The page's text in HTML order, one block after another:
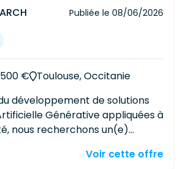
Publiée le 08/06/2026
€
Toulouse, Occitanie
développement de solutions
Générative appliquées à
nous recherchons un(e)
R&D en charge deVoir cette offre